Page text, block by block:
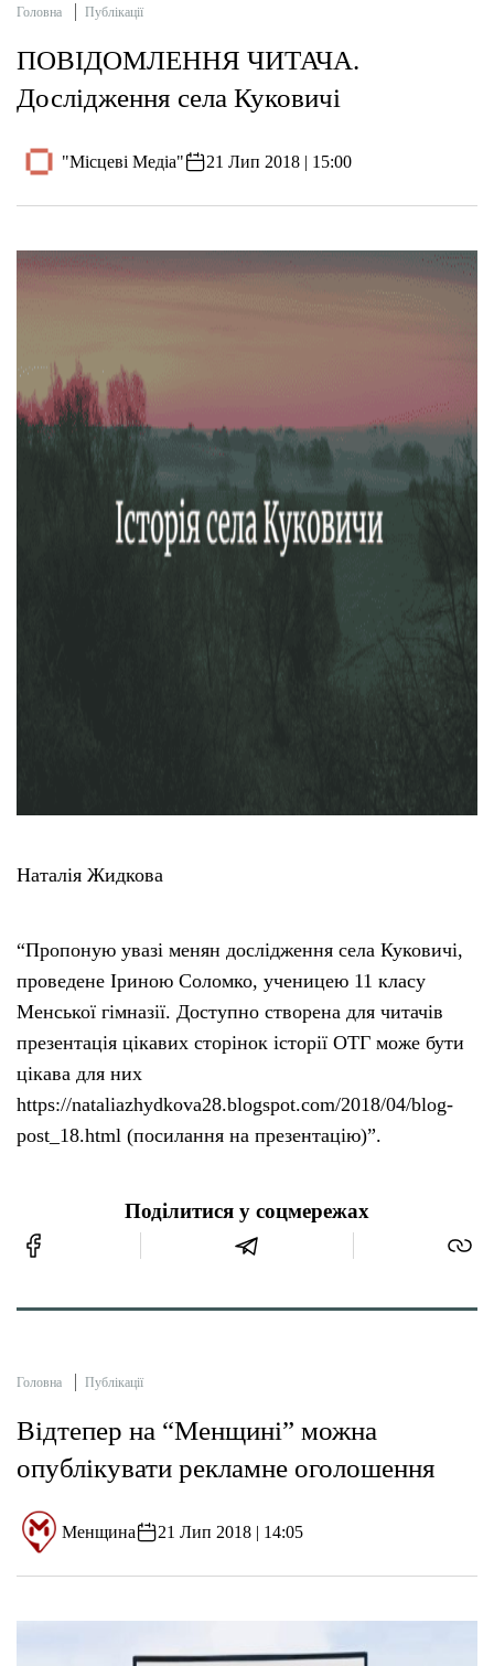
Головна Публікації
ПОВІДОМЛЕННЯ ЧИТАЧА.
Дослідження села Куковичі
"Місцеві Медіа" 21 Лип 2018 | 15:00
Наталія Жидкова
“Пропоную увазі менян дослідження села Куковичі,
проведене Іриною Соломко, ученицею 11 класу
Менської гімназії. Доступно створена для читачів
презентація цікавих сторінок історії ОТГ може бути
цікава для них
https://nataliazhydkova28.blogspot.com/2018/04/blog-
post_18.html (посилання на презентацію)”.
Поділитися у соцмережах
Головна Публікації
Відтепер на “Менщині” можна
опублікувати рекламне оголошення
Менщина 21 Лип 2018 | 14:05